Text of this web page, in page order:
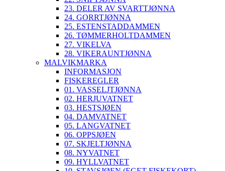
23. DELER AV SVARTTJØNNA
24. GORRTJØNNA
25. ESTENSTADDAMMEN
26. TØMMERHOLTDAMMEN
27. VIKELVA
28. VIKERAUNTJØNNA
MALVIKMARKA
INFORMASJON
FISKEREGLER
01. VASSELJTJØNNA
02. HERJUVATNET
03. HESTSJØEN
04. DAMVATNET
05. LANGVATNET
06. OPPSJØEN
07. SKJELTJØNNA
08. NYVATNET
09. HYLLVATNET